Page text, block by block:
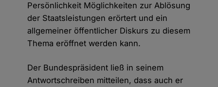
Persönlichkeit Möglichkeiten zur Ablösung
der Staatsleistungen erörtert und ein
allgemeiner öffentlicher Diskurs zu diesem
Thema eröffnet werden kann.
Der Bundespräsident ließ in seinem
Antwortschreiben mitteilen, dass auch er